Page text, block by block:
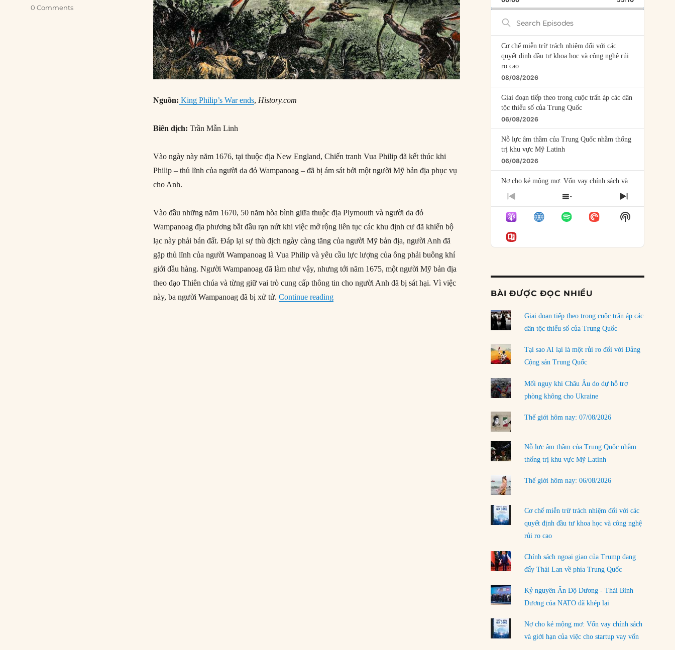
Nguồn: King Philip’s War ends, History.com
Biên dịch: Trần Mẫn Linh
Vào ngày này năm 1676, tại thuộc địa New England, Chiến tranh Vua Philip đã kết thúc khi
Philip – thủ lĩnh của người da đỏ Wampanoag – đã bị ám sát bởi một người Mỹ bản địa phục vụ
cho Anh.
Vào đầu những năm 1670, 50 năm hòa bình giữa thuộc địa Plymouth và người da đỏ
Wampanoag địa phương bắt đầu rạn nứt khi việc mở rộng liên tục các khu định cư đã khiến bộ
lạc này phải bán đất. Đáp lại sự thù địch ngày càng tăng của người Mỹ bản địa, người Anh đã
gặp thủ lĩnh của người Wampanoag là Vua Philip và yêu cầu lực lượng của ông phải buông khí
giới đầu hàng. Người Wampanoag đã làm như vậy, nhưng tới năm 1675, một người Mỹ bản địa
theo đạo Thiên chúa và từng giữ vai trò cung cấp thông tin cho người Anh đã bị sát hại. Vì việc
này, ba người Wampanoag đã bị xử tử. Continue reading“12/08/1676: Chiến tranh Vua Philip kết thúc”
0 Comments
Search
Episodes
Cơ chế miễn trừ trách nhiệm đối với các
quyết định đầu tư khoa học và công nghệ rủi
ro cao
08/08/2026
Giai đoạn tiếp theo trong cuộc trấn áp các dân
tộc thiểu số của Trung Quốc
06/08/2026
Nỗ lực âm thầm của Trung Quốc nhằm thống
trị khu vực Mỹ Latinh
06/08/2026
Nợ cho kẻ mộng mơ: Vốn vay chính sách và
giới hạn của việc cho startup vay vốn
Mỹ Latinh đang trở thành “phòng thí nghiệm”
của phe cánh hữu mới
04/08/2026
Ngoại trưởng Nhật Bản?
Dương
03/08/2026
Đặt cược vào thất bại: Các quỹ đầu tư mạo
hiểm quốc gia và khía cạnh chính trị của vốn
02/08/2026
Làm thế nào để kết thúc Chiến tranh Iran?
01/08/2026
Chiến lược kế tiếp của Bắc Kinh ở Biển Đông
31/07/2026
LOAD MORE
PREVIOUS
EPISODE
SHOW
EPISODES
LIST
NEXT
EPISODE
Show
Podcast
BÀI ĐƯỢC ĐỌC NHIỀU
Giai đoạn tiếp theo trong cuộc trấn áp các
dân tộc thiểu số của Trung Quốc
Tại sao AI lại là một rủi ro đối với Đảng
Cộng sản Trung Quốc
Mối nguy khi Châu Âu do dự hỗ trợ
phòng không cho Ukraine
Thế giới hôm nay: 07/08/2026
Nỗ lực âm thầm của Trung Quốc nhằm
thống trị khu vực Mỹ Latinh
Thế giới hôm nay: 06/08/2026
Cơ chế miễn trừ trách nhiệm đối với các
quyết định đầu tư khoa học và công nghệ
rủi ro cao
Chính sách ngoại giao của Trump đang
đẩy Thái Lan về phía Trung Quốc
Kỷ nguyên Ấn Độ Dương - Thái Bình
Dương của NATO đã khép lại
Nợ cho kẻ mộng mơ: Vốn vay chính sách
và giới hạn của việc cho startup vay vốn